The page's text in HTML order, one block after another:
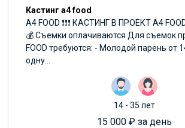
Кастинг а4 food
A4 FOOD ❗️❗️❗️ КАСТИНГ В ПРОЕКТ A4 FOOD
💰 Съемки оплачиваются Для съемок
FOOD требуются: - Молодой парень от
одну...
14 - 35 лет
15 000 ₽ за день